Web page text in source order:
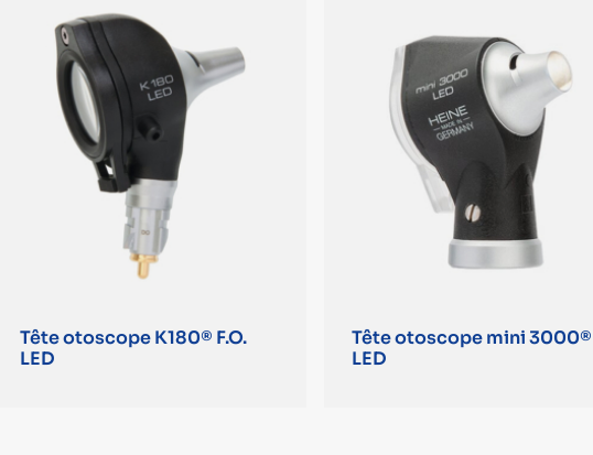
Tête otoscope K180® F.O.
LED
Tête otoscope mini 3000®
LED